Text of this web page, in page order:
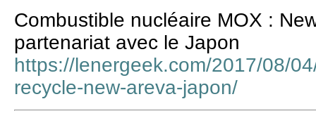
Combustible nucléaire MOX :
partenariat avec le Japon
https://lenergeek.com/2017/08/
recycle-new-areva-japon/